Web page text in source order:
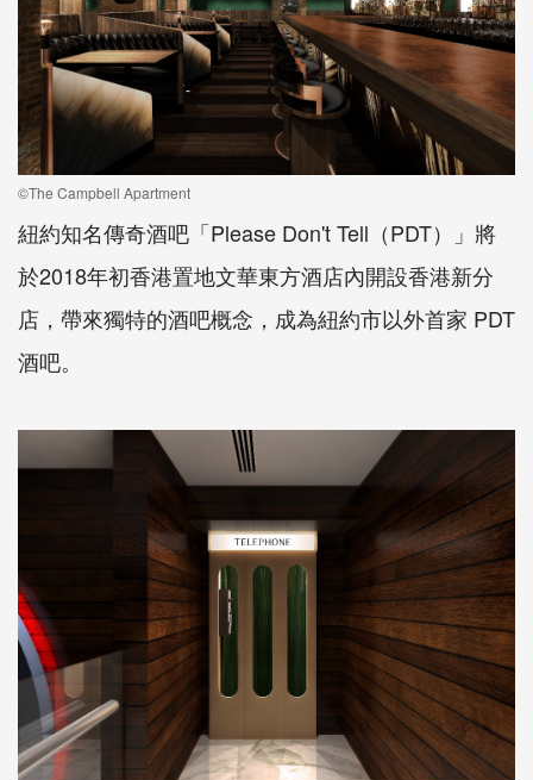
©The Campbell Apartment
紐約知名傳奇酒吧「Please Don't Tell（PDT）」將
於2018年初香港置地文華東方酒店內開設香港新分
店，帶來獨特的酒吧概念，成為紐約市以外首家 PDT
酒吧。